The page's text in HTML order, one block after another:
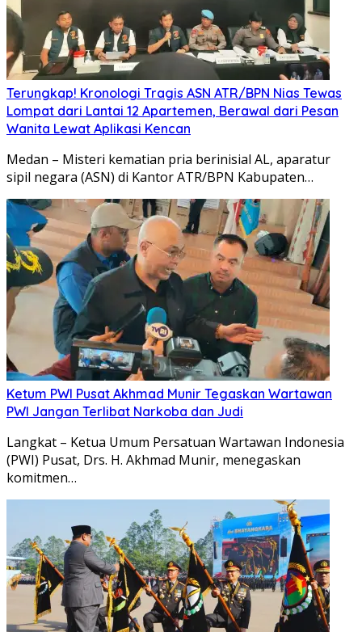
Terungkap! Kronologi Tragis ASN ATR/BPN Nias Tewas
Lompat dari Lantai 12 Apartemen, Berawal dari Pesan
Wanita Lewat Aplikasi Kencan
Medan – Misteri kematian pria berinisial AL, aparatur
sipil negara (ASN) di Kantor ATR/BPN Kabupaten…
Ketum PWI Pusat Akhmad Munir Tegaskan Wartawan
PWI Jangan Terlibat Narkoba dan Judi
Langkat – Ketua Umum Persatuan Wartawan Indonesia
(PWI) Pusat, Drs. H. Akhmad Munir, menegaskan
komitmen…